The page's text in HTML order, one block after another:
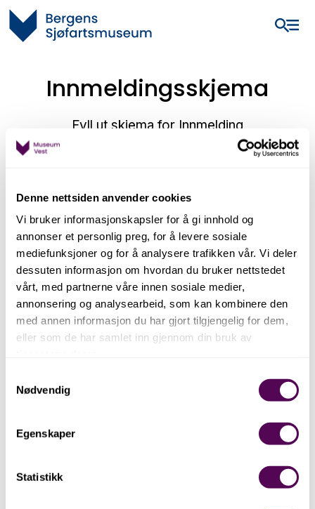
Denne nettsiden anvender cookies
Vi bruker informasjonskapsler for å gi innhold og
annonser et personlig preg, for å levere sosiale
mediefunksjoner og for å analysere trafikken vår. Vi deler
dessuten informasjon om hvordan du bruker nettstedet
vårt, med partnerne våre innen sosiale medier,
annonsering og analysearbeid, som kan kombinere den
med annen informasjon du har gjort tilgjengelig for dem,
eller som de har samlet inn gjennom din bruk av
Nødvendig
Egenskaper
Statistikk
Innmeldingsskjema
Fyll ut skjema for Innmelding